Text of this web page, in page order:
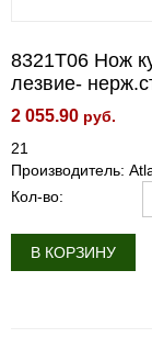
8321T06 Нож
лезвие-
2 055.90 руб.
21
Производитель:
Кол-во:
В КОРЗИНУ